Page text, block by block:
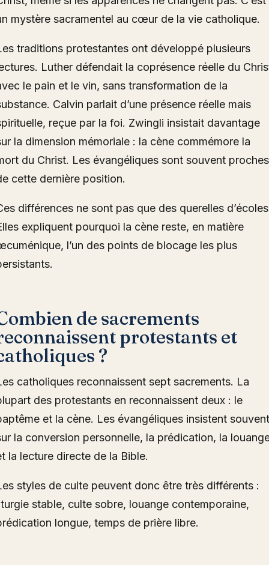
mystère sacramentel au cœur de la vie catholique.
traditions protestantes ont développé plusieurs
Luther défendait la coprésence réelle du
le pain et le vin, sans transformation de la
Calvin parlait d’une présence réelle mais
reçue par la foi. Zwingli insistait davantage
la dimension mémoriale : la cène commémore la
du Christ. Les évangéliques sont souvent proches
cette dernière position.
différences ne sont pas que des querelles
expliquent pourquoi la cène reste, en matière
l’un des points de blocage les plus
de sacrements
protestants et
?
catholiques reconnaissent sept sacrements. La
des protestants en reconnaissent deux : le
et la cène. Les évangéliques insistent souvent
la conversion personnelle, la prédication, la
la lecture directe de la Bible.
styles de culte peuvent donc être très différents :
stable, culte sobre, louange contemporaine,
longue, temps de prière libre.